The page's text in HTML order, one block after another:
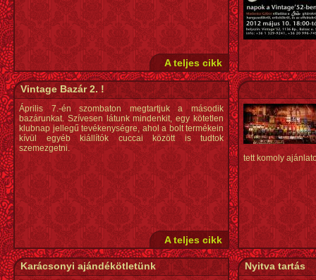
A teljes cikk
Vintage Bazár 2. !
Április 7.-én szombaton megtartjuk a második
bazárunkat. Szívesen látunk mindenkit, egy kötetlen
klubnap jellegű tevékenységre, ahol a bolt termékein
kívül egyéb kiállítók cuccai között is tudtok
szemezgetni.
A teljes cikk
tett komoly
Karácsonyi ajándékötletünk Nyitva tartás